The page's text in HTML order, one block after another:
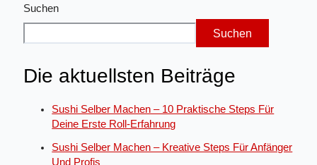
Suchen
Suchen
Die aktuellsten Beiträge
Sushi Selber Machen – 10 Praktische Steps Für
Deine Erste Roll-Erfahrung
Sushi Selber Machen – Kreative Steps Für Anfänger
Und Profis